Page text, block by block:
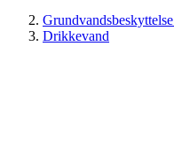
Grundvandsbeskyttelse
Drikkevand